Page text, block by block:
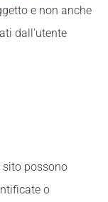
e non anche
dall'utente
sito possono
o